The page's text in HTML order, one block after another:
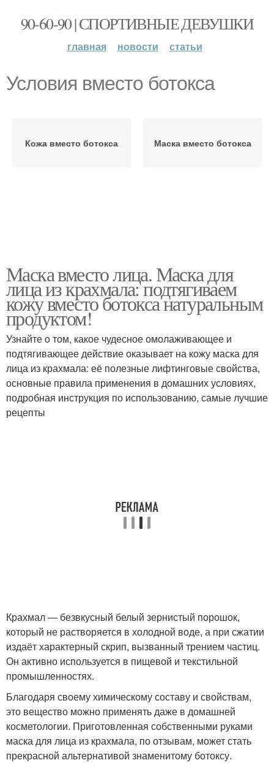
90-60-90 | СПОРТИВНЫЕ ДЕВУШКИ
главная новости статьи
Условия вместо ботокса
Кожа вместо ботокса Маска вместо ботокса
Маска вместо лица. Маска для
лица из крахмала: подтягиваем
кожу вместо ботокса натуральным
продуктом!
Узнайте о том, какое чудесное омолаживающее и
подтягивающее действие оказывает на кожу маска для
лица из крахмала: её полезные лифтинговые свойства,
основные правила применения в домашних условиях,
подробная инструкция по использованию, самые лучшие
рецепты
Крахмал — безвкусный белый зернистый порошок,
который не растворяется в холодной воде, а при сжатии
издаёт характерный скрип, вызванный трением частиц.
Он активно используется в пищевой и текстильной
промышленностях.
Благодаря своему химическому составу и свойствам,
это вещество можно применять даже в домашней
косметологии. Приготовленная собственными руками
маска для лица из крахмала, по отзывам, может стать
прекрасной альтернативой знаменитому ботоксу.